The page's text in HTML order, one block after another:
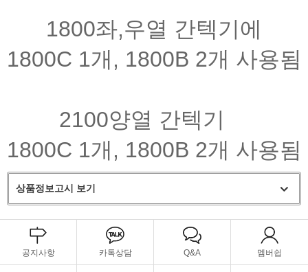
1800좌,우열 간텍기에
1800C 1개, 1800B 2개 사용됨
2100양열 간텍기
1800C 1개, 1800B 2개 사용됨
상품정보고시 보기
공지사항 카톡상담 Q&A 멤버쉽